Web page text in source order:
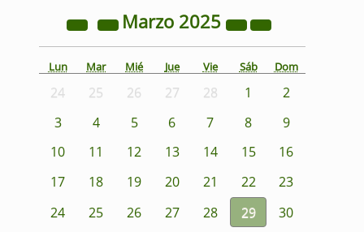
Marzo 2025
Lun Mar Mié Jue Vie Sáb Dom
24 25 26 27 28 1
2
3
4 5 6 7 8
9
10
11 12 13 14 15
16
17
18 19 20 21 22
23
24
25 26 27 28 29
30